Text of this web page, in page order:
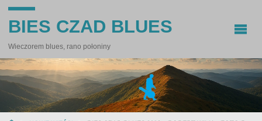
BIES CZAD BLUES
Wieczorem blues, rano połoniny